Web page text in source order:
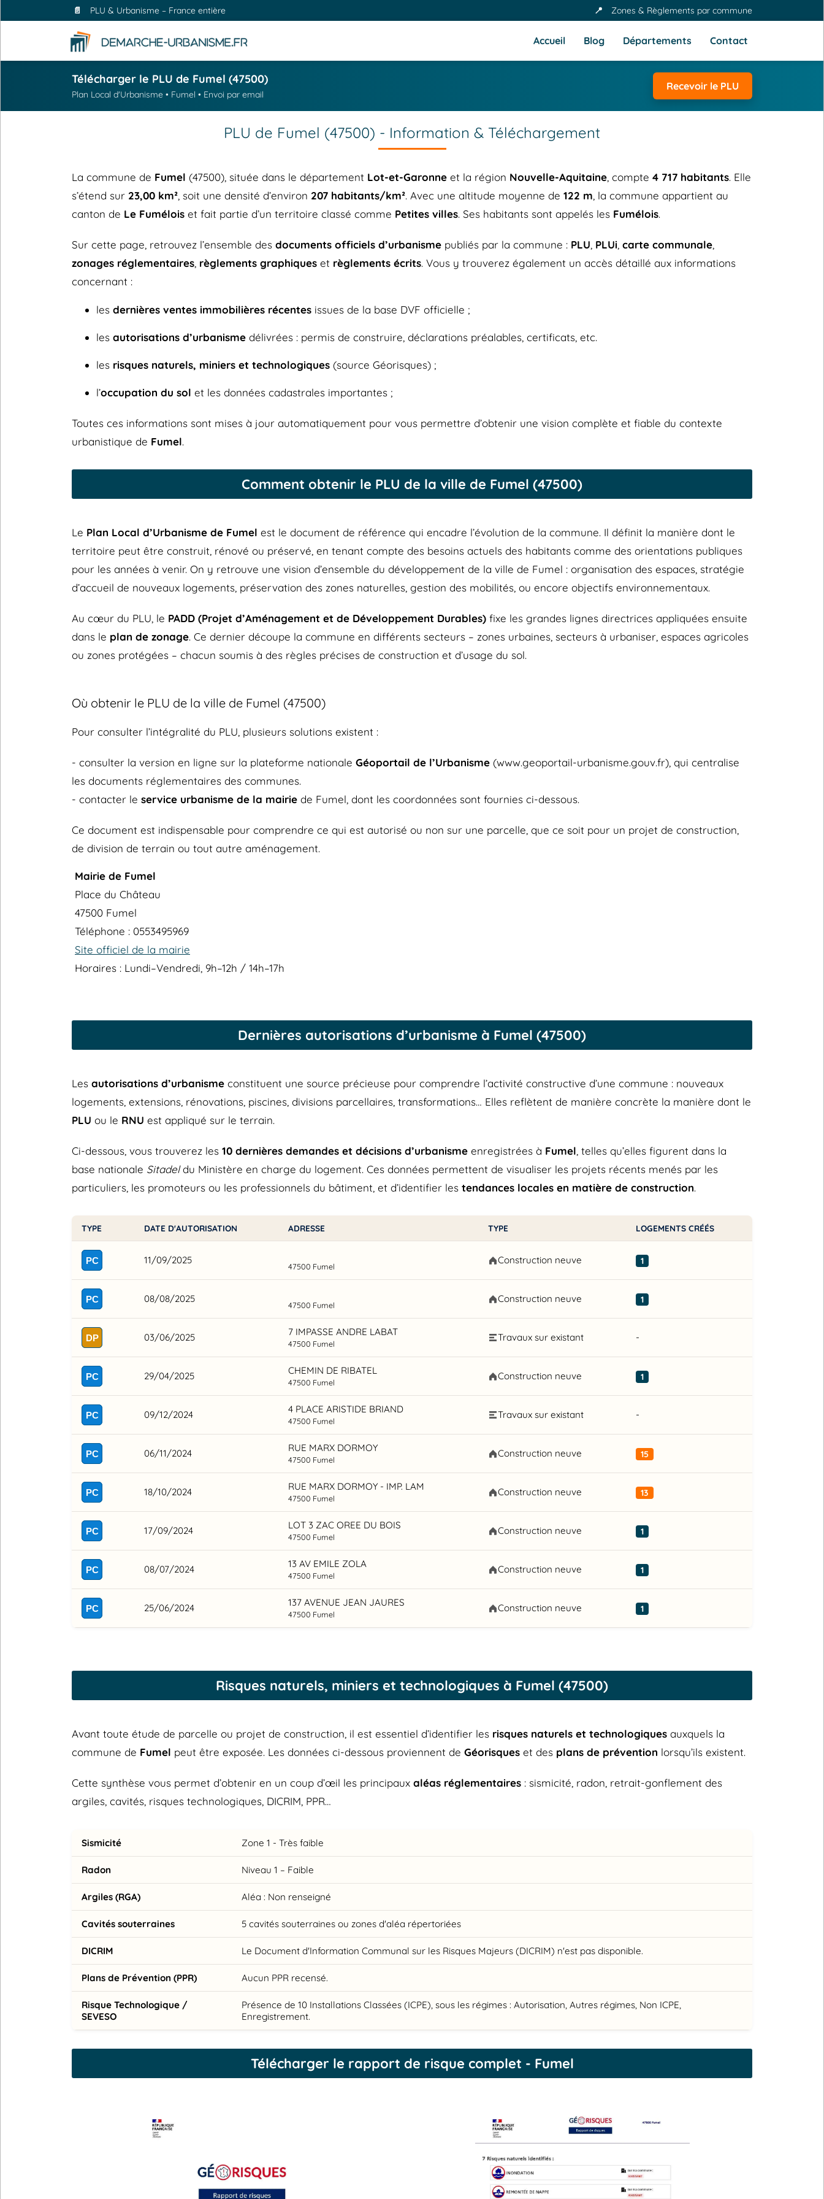
📄 PLU & Urbanisme – France entière 📍 Zones & Règlements par commune
Accueil Blog Départements Contact
Télécharger le PLU de Fumel (47500)
Plan Local d'Urbanisme • Fumel • Envoi par email
Recevoir le PLU
PLU de Fumel (47500) - Information & Téléchargement
La commune de Fumel (47500), située dans le département Lot-et-Garonne et la région Nouvelle-Aquitaine , compte 4 717 habitants. Elle
s’étend sur 23,00 km² , soit une densité d’environ 207 habitants/km². Avec une altitude moyenne de 122 m , la commune appartient au
canton de Le Fumélois et fait partie d’un territoire classé comme Petites villes. Ses habitants sont appelés les Fumélois.
Sur cette page, retrouvez l’ensemble des documents officiels d’urbanisme publiés par la commune : PLU PLUi carte communale
zonages réglementaires règlements graphiques et règlements écrits. Vous y trouverez également un accès détaillé aux informations
concernant :
les dernières ventes immobilières récentes issues de la base DVF officielle ;
les autorisations d’urbanisme délivrées : permis de construire, déclarations préalables, certificats, etc.
les risques naturels, miniers et technologiques (source Géorisques) ;
l’occupation du sol et les données cadastrales importantes ;
Toutes ces informations sont mises à jour automatiquement pour vous permettre d’obtenir une vision complète et fiable du contexte
urbanistique de Fumel.
Comment obtenir le PLU de la ville de Fumel (47500)
Le Plan Local d’Urbanisme de Fumel est le document de référence qui encadre l’évolution de la commune. Il définit la manière dont le
territoire peut être construit, rénové ou préservé, en tenant compte des besoins actuels des habitants comme des orientations publiques
pour les années à venir. On y retrouve une vision d’ensemble du développement de la ville de Fumel : organisation des espaces, stratégie
d’accueil de nouveaux logements, préservation des zones naturelles, gestion des mobilités, ou encore objectifs environnementaux.
Au cœur du PLU, le PADD (Projet d’Aménagement et de Développement Durables) fixe les grandes lignes directrices appliquées ensuite
dans le plan de zonage. Ce dernier découpe la commune en différents secteurs – zones urbaines, secteurs à urbaniser, espaces agricoles
ou zones protégées – chacun soumis à des règles précises de construction et d’usage du sol.
Où obtenir le PLU de la ville de Fumel (47500)
Pour consulter l’intégralité du PLU, plusieurs solutions existent :
- consulter la version en ligne sur la plateforme nationale Géoportail de l’Urbanisme (www.geoportail-urbanisme.gouv.fr), qui centralise
les documents réglementaires des communes.
- contacter le service urbanisme de la mairie de Fumel, dont les coordonnées sont fournies ci-dessous.
Ce document est indispensable pour comprendre ce qui est autorisé ou non sur une parcelle, que ce soit pour un projet de construction,
de division de terrain ou tout autre aménagement.
Mairie de Fumel
Place du Château
47500 Fumel
Téléphone : 0553495969
Site officiel de la mairie
Horaires : Lundi–Vendredi, 9h–12h / 14h–17h
Dernières autorisations d’urbanisme à Fumel (47500)
Les autorisations d’urbanisme constituent une source précieuse pour comprendre l’activité constructive d’une commune : nouveaux
logements, extensions, rénovations, piscines, divisions parcellaires, transformations… Elles reflètent de manière concrète la manière dont le
PLU ou le RNU est appliqué sur le terrain.
Ci-dessous, vous trouverez les 10 dernières demandes et décisions d’urbanisme enregistrées à Fumel , telles qu’elles figurent dans la
base nationale Sitadeldu Ministère en charge du logement. Ces données permettent de visualiser les projets récents menés par les
particuliers, les promoteurs ou les professionnels du bâtiment, et d’identifier les tendances locales en matière de construction.
TYPE DATE D'AUTORISATION ADRESSE TYPE LOGEMENTS CRÉÉS
PC 11/09/2025
47500 Fumel
Construction neuve 1
PC 08/08/2025
47500 Fumel
Construction neuve 1
DP 03/06/2025 7 IMPASSE ANDRE LABAT
47500 Fumel
Travaux sur existant -
PC 29/04/2025 CHEMIN DE RIBATEL
47500 Fumel
Construction neuve 1
PC 09/12/2024 4 PLACE ARISTIDE BRIAND
47500 Fumel
Travaux sur existant -
PC 06/11/2024 RUE MARX DORMOY
47500 Fumel
Construction neuve 15
PC 18/10/2024 RUE MARX DORMOY - IMP. LAM
47500 Fumel
Construction neuve 13
PC 17/09/2024 LOT 3 ZAC OREE DU BOIS
47500 Fumel
Construction neuve 1
PC 08/07/2024 13 AV EMILE ZOLA
47500 Fumel
Construction neuve 1
PC 25/06/2024 137 AVENUE JEAN JAURES
47500 Fumel
Construction neuve 1
Risques naturels, miniers et technologiques à Fumel (47500)
Avant toute étude de parcelle ou projet de construction, il est essentiel d’identifier les risques naturels et technologiques auxquels la
commune de Fumel peut être exposée. Les données ci-dessous proviennent de Géorisques et des plans de prévention lorsqu’ils existent.
Cette synthèse vous permet d’obtenir en un coup d’œil les principaux aléas réglementaires : sismicité, radon, retrait-gonflement des
argiles, cavités, risques technologiques, DICRIM, PPR…
Sismicité Zone 1 - Très faible
Radon Niveau 1 – Faible
Argiles (RGA) Aléa : Non renseigné
Cavités souterraines 5 cavités souterraines ou zones d'aléa répertoriées
DICRIM Le Document d'Information Communal sur les Risques Majeurs (DICRIM) n'est pas disponible.
Plans de Prévention (PPR) Aucun PPR recensé.
Risque Technologique /
SEVESO
Présence de 10 Installations Classées (ICPE), sous les régimes : Autorisation, Autres régimes, Non ICPE,
Enregistrement.
Télécharger le rapport de risque complet - Fumel